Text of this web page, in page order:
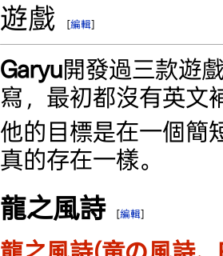
遊戲 [編輯]
Garyu開發過三款遊
寫，最初都沒有英文
他的目標是在一個簡
真的存在一樣。
龍之風詩 [編輯]